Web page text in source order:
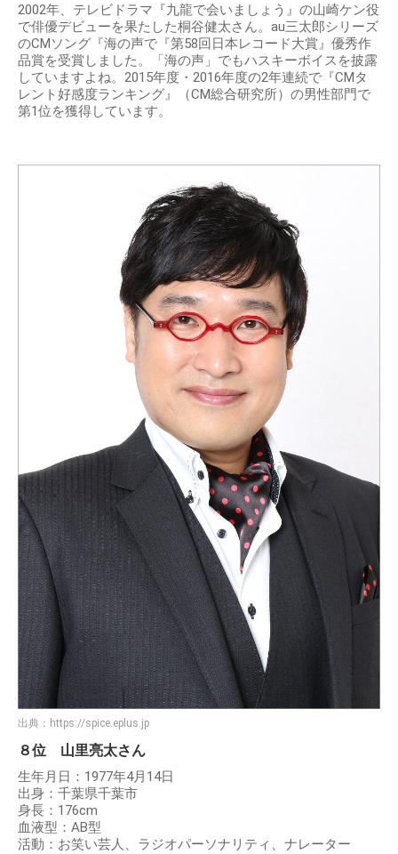
2002年、テレビドラマ『九龍で会いましょう』の山崎ケン役
で俳優デビューを果たした桐谷健太さん。au三太郎シリーズ
のCMソング『海の声で『第58回日本レコード大賞』優秀作
品賞を受賞しました。「海の声」でもハスキーボイスを披露
していますよね。2015年度・2016年度の2年連続で『CMタ
レント好感度ランキング』（CM総合研究所）の男性部門で
第1位を獲得しています。
出典： https://spice.eplus.jp
８位 山里亮太さん
生年月日：1977年4月14日
出身：千葉県千葉市
身長：176cm
血液型：AB型
活動：お笑い芸人、ラジオパーソナリティ、ナレーター